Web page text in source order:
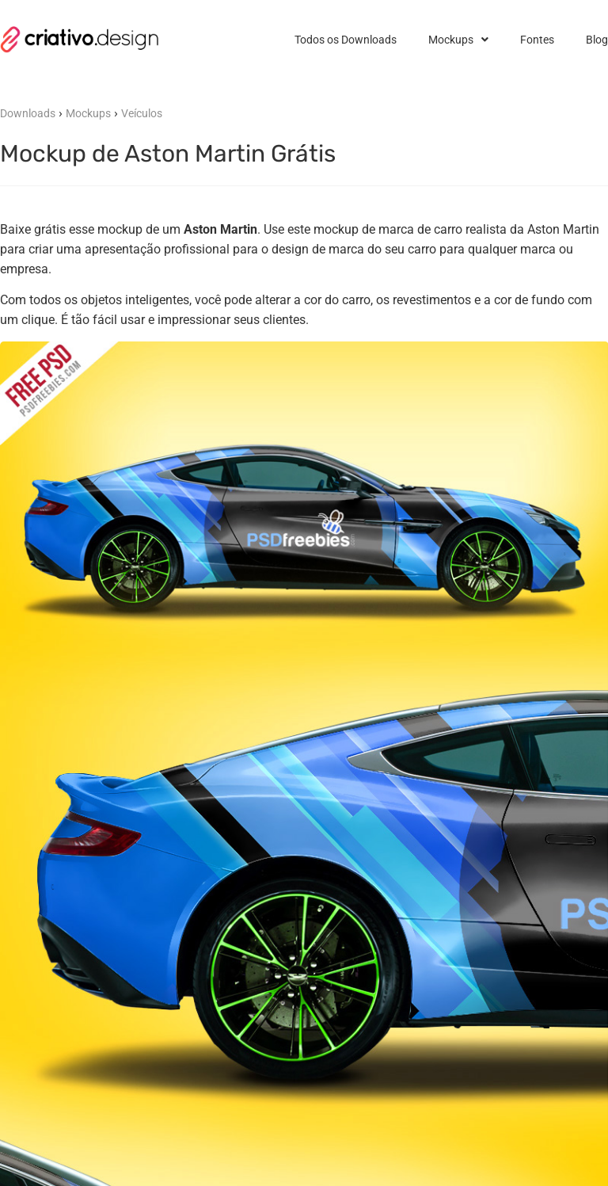
Todos os Downloads Mockups Fontes Blog
Downloads › Mockups › Veículos
Mockup de Aston Martin Grátis
Baixe grátis esse mockup de um Aston Martin. Use este mockup de marca de carro realista da Aston Martin
para criar uma apresentação profissional para o design de marca do seu carro para qualquer marca ou
empresa.
Com todos os objetos inteligentes, você pode alterar a cor do carro, os revestimentos e a cor de fundo com
um clique. É tão fácil usar e impressionar seus clientes.